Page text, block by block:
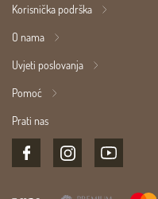
Korisnička podrška
O nama
Uvjeti poslovanja
Pomoć
Prati nas